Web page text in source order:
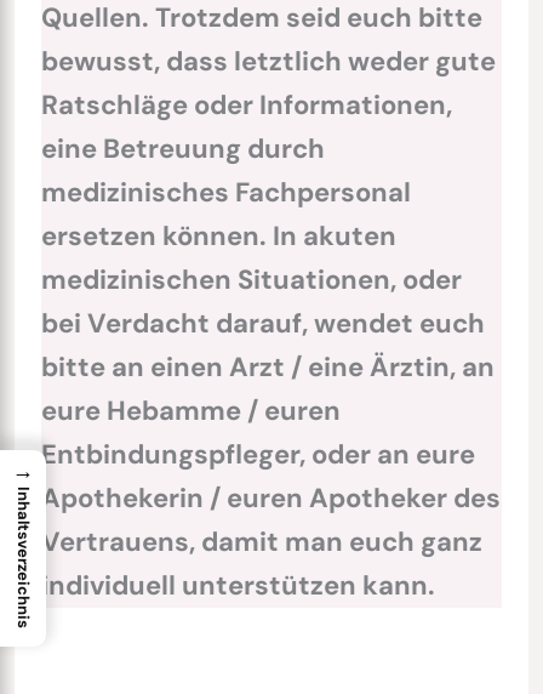
Quellen. Trotzdem seid euch bitte
bewusst, dass letztlich weder gute
Ratschläge oder Informationen,
eine Betreuung durch
medizinisches Fachpersonal
ersetzen können. In akuten
medizinischen Situationen, oder
bei Verdacht darauf, wendet euch
bitte an einen Arzt / eine Ärztin, an
eure Hebamme / euren
Entbindungspfleger, oder an eure
Apothekerin / euren Apotheker des
Vertrauens, damit man euch ganz
individuell unterstützen kann.
→
Inhaltsverzeichnis